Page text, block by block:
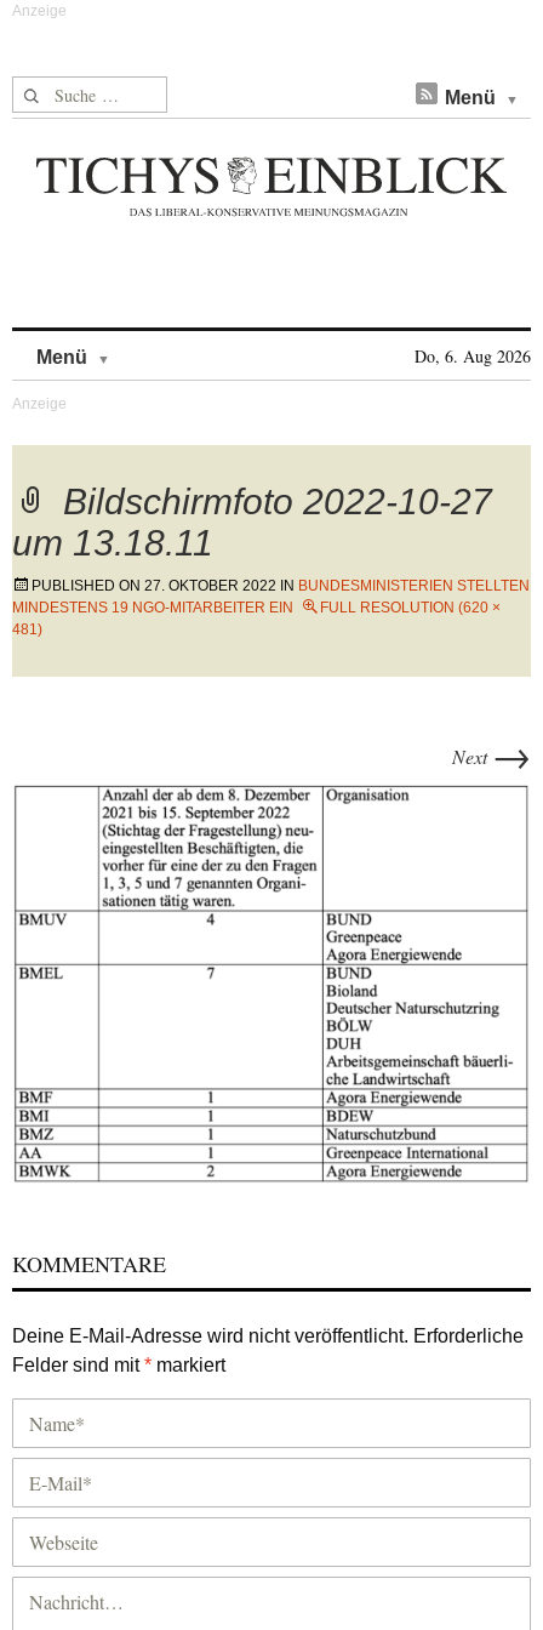
Suche nach: Menü
Menü Do, 6. Aug 2026
Bildschirmfoto 2022-10-27
um 13.18.11
PUBLISHED ON 27. OKTOBER 2022 IN BUNDESMINISTERIEN STELLTEN
MINDESTENS 19 NGO-MITARBEITER EIN
FULL RESOLUTION (620 ×
481)
Next →
KOMMENTARE
Deine E-Mail-Adresse wird nicht veröffentlicht. Erforderliche
Felder sind mit* markiert